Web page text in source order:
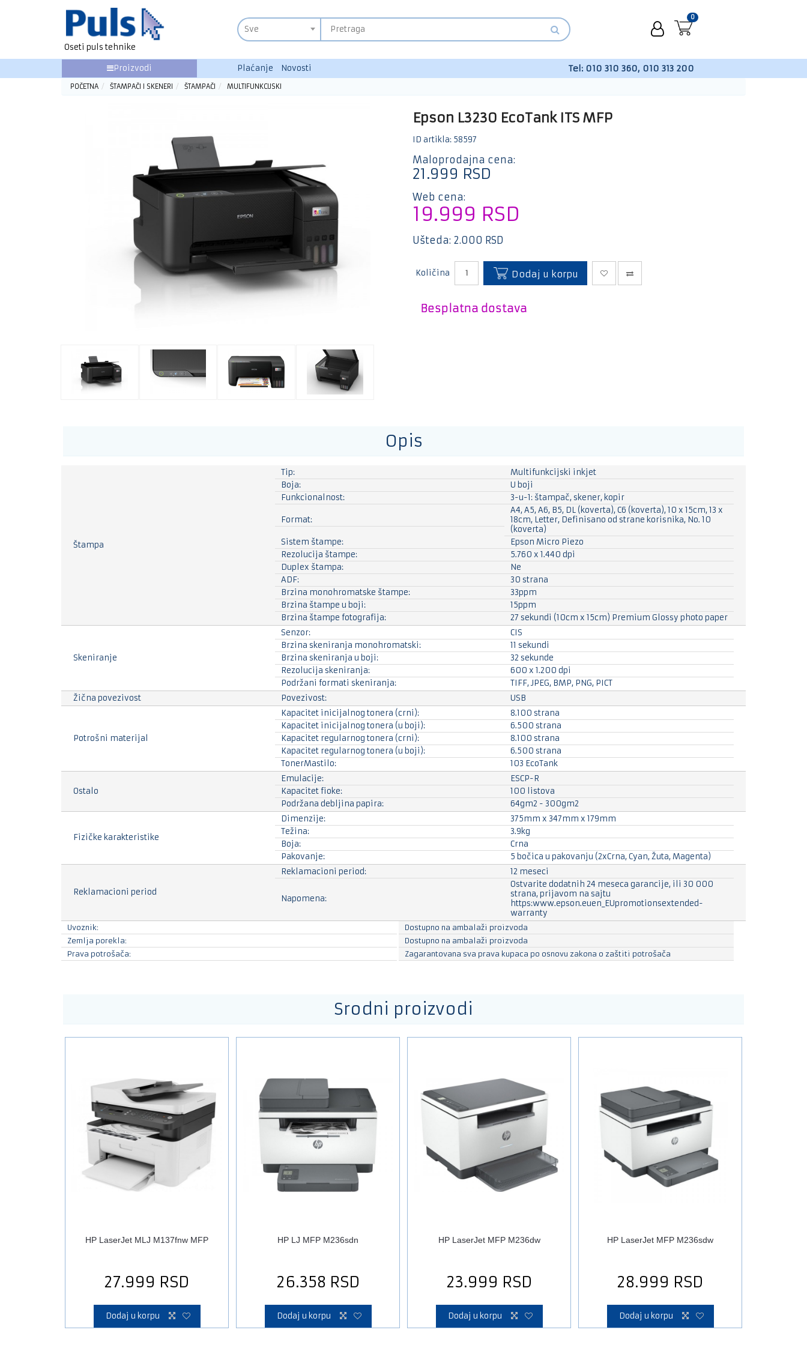
Oseti puls tehnike
0
Proizvodi Plaćanje Novosti Tel: 010 310 360, 010 313 200
POČETNA ŠTAMPAČI I SKENERI ŠTAMPAČI MULTIFUNKCIJSKI
Epson L3230 EcoTank ITS MFP
ID artikla: 58597
Maloprodajna cena:
21.999 RSD
Web cena:
19.999 RSD
Ušteda: 2.000 RSD
Količina Dodaj u korpu
Besplatna dostava
Opis
Štampa
Tip:
Multifunkcijski inkjet
Boja:
U boji
Funkcionalnost:
3-u-1: štampač, skener, kopir
Format:
A4, A5, A6, B5, DL (koverta), C6 (koverta), 10 x 15cm, 13 x
18cm, Letter, Definisano od strane korisnika, No. 10
(koverta)
Sistem štampe:
Epson Micro Piezo
Rezolucija štampe:
5.760 x 1.440 dpi
Duplex štampa:
Ne
ADF:
30 strana
Brzina monohromatske štampe:
33ppm
Brzina štampe u boji:
15ppm
Brzina štampe fotografija:
27 sekundi (10cm x 15cm) Premium Glossy photo paper
Skeniranje
Senzor:
CIS
Brzina skeniranja monohromatski:
11 sekundi
Brzina skeniranja u boji:
32 sekunde
Rezolucija skeniranja:
600 x 1.200 dpi
Podržani formati skeniranja:
TIFF, JPEG, BMP, PNG, PICT
Žična povezivost
Povezivost: USB
Potrošni materijal
Kapacitet inicijalnog tonera (crni):
8.100 strana
Kapacitet inicijalnog tonera (u boji):
6.500 strana
Kapacitet regularnog tonera (crni):
8.100 strana
Kapacitet regularnog tonera (u boji):
6.500 strana
TonerMastilo:
103 EcoTank
Ostalo
Emulacije:
ESCP-R
Kapacitet fioke:
100 listova
Podržana debljina papira:
64gm2 - 300gm2
Fizičke karakteristike
Dimenzije:
375mm x 347mm x 179mm
Težina:
3.9kg
Boja:
Crna
Pakovanje:
5 bočica u pakovanju (2xCrna, Cyan, Žuta, Magenta)
Reklamacioni period
Reklamacioni period: 12 meseci
Napomena:
Ostvarite dodatnih 24 meseca garancije, ili 30 000
strana, prijavom na sajtu
https:www.epson.euen_EUpromotionsextended-
warranty
Uvoznik:
Dostupno na ambalaži proizvoda
Zemlja porekla:
Dostupno na ambalaži proizvoda
Prava potrošača:
Zagarantovana sva prava kupaca po osnovu zakona o zaštiti potrošača
Srodni proizvodi
HP LaserJet MLJ M137fnw MFP
27.999 RSD
Dodaj u korpu
HP LJ MFP M236sdn
26.358 RSD
Dodaj u korpu
HP LaserJet MFP M236dw
23.999 RSD
Dodaj u korpu
HP LaserJet MFP M236sdw
28.999 RSD
Dodaj u korpu